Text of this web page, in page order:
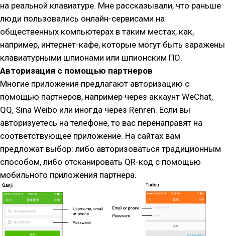
на реальной клавиатуре. Мне рассказывали, что раньше
люди пользовались онлайн-сервисами на
общественных компьютерах в таким местах, как,
например, интернет-кафе, которые могут быть заражены
клавиатурными шпионами или шпионским ПО.
Авторизация с помощью партнеров
Многие приложения предлагают авторизацию с
помощью партнеров, например через аккаунт WeChat,
QQ, Sina Weibo или иногда через Renren. Если вы
авторизуетесь на телефоне, то вас перенаправят на
соответствующее приложение. На сайтах вам
предложат выбор: либо авторизоваться традиционным
способом, либо отсканировать QR-код с помощью
мобильного приложения партнера.